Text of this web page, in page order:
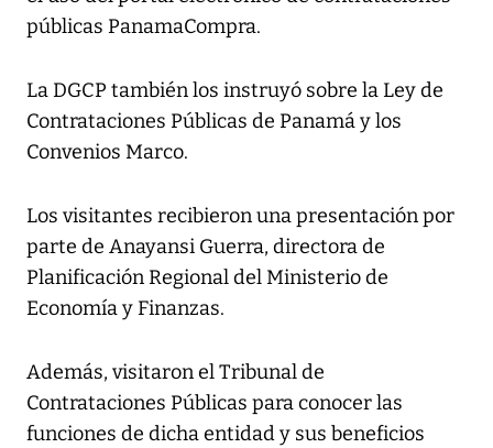
públicas PanamaCompra.
La DGCP también los instruyó sobre la Ley de
Contrataciones Públicas de Panamá y los
Convenios Marco.
Los visitantes recibieron una presentación por
parte de Anayansi Guerra, directora de
Planificación Regional del Ministerio de
Economía y Finanzas.
Además, visitaron el Tribunal de
Contrataciones Públicas para conocer las
funciones de dicha entidad y sus beneficios